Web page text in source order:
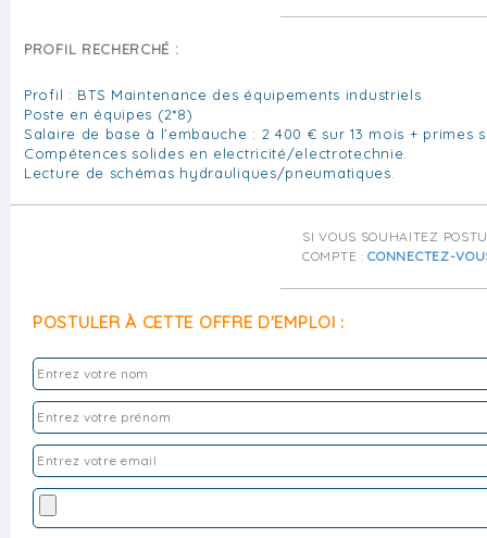
PROFIL RECHERCHÉ :
Profil : BTS Maintenance des équipements industriels
Poste en équipes (2*8)
Salaire de base à l’embauche : 2 400 € sur 13 mois + primes
Compétences solides en electricité/electrotechnie.
Lecture de schémas hydrauliques/pneumatiques.
SI VOUS SOUHAITEZ
COMPTE :CONNECTEZ-
POSTULER À CETTE OFFRE D'EMPLOI :